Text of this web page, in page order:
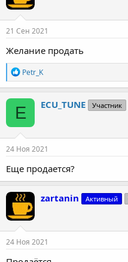
21 Сен 2021
Желание продать
Р
е
а
к
ц
и
и
:
Petr_K
E ECU_TUNE Участник
24 Ноя 2021
Еще продается?
zartanin Активный
24 Ноя 2021